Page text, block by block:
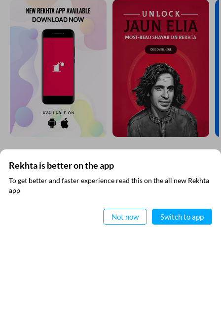
उफ़ वो इक हर्फ़-ए-तमन्ना जो हमारे दिल में था
एक तूफ़ाँ था कि बरसों हसरत-ए-साहिल में था
अली जवाद ज़ैदी
SHOW MORE SUGGESTIONS
और खोजिए
Rekhta is better on the app
To get better and faster experience read this on the all new Rekhta
app
Not now Switch to app